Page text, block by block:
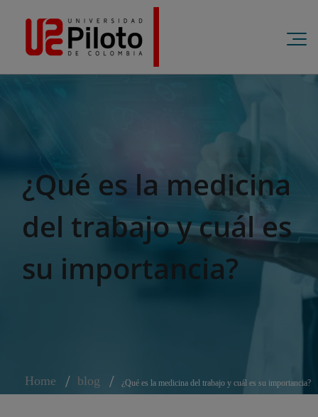
¿Qué es la medicina
del trabajo y cuál es
su importancia?
Home blog ¿Qué es la medicina del trabajo y cuál es su importancia?